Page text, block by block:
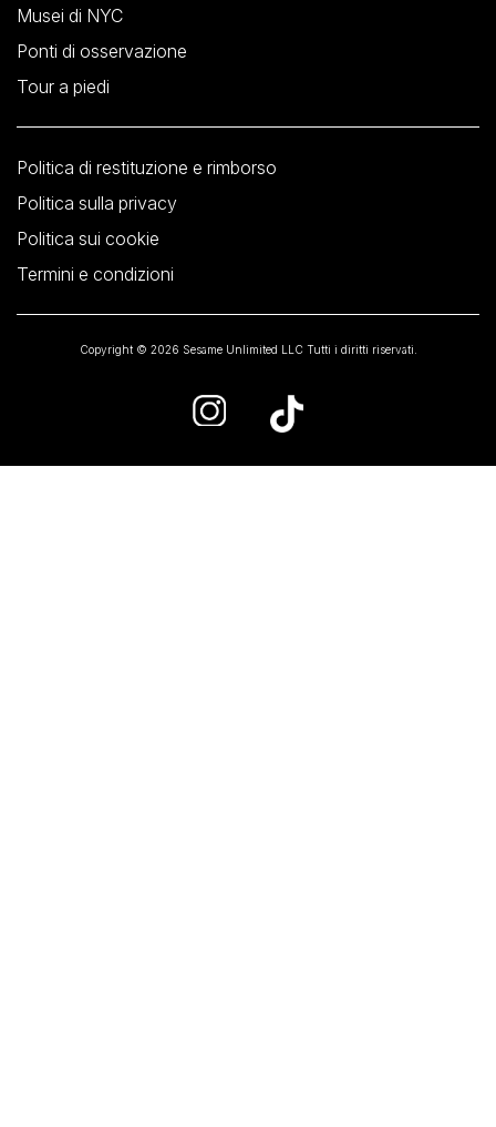
Musei di NYC
Ponti di osservazione
Tour a piedi
Politica di restituzione e rimborso
Politica sulla privacy
Politica sui cookie
Termini e condizioni
Copyright © 2026 Sesame Unlimited LLC Tutti i diritti riservati.